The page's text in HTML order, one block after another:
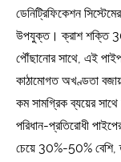
ডেনিট্রিফিকেশন
উপযুক্ত। ক্রাশ শক্তি
পৌঁছানোর সাথে, এই
কাঠামোগত অখণ্ডতা
কম সামগ্রিক ব্যয়ের
পরিধান-প্রতিরোধী
চেয়ে 30%-50% বেশি,